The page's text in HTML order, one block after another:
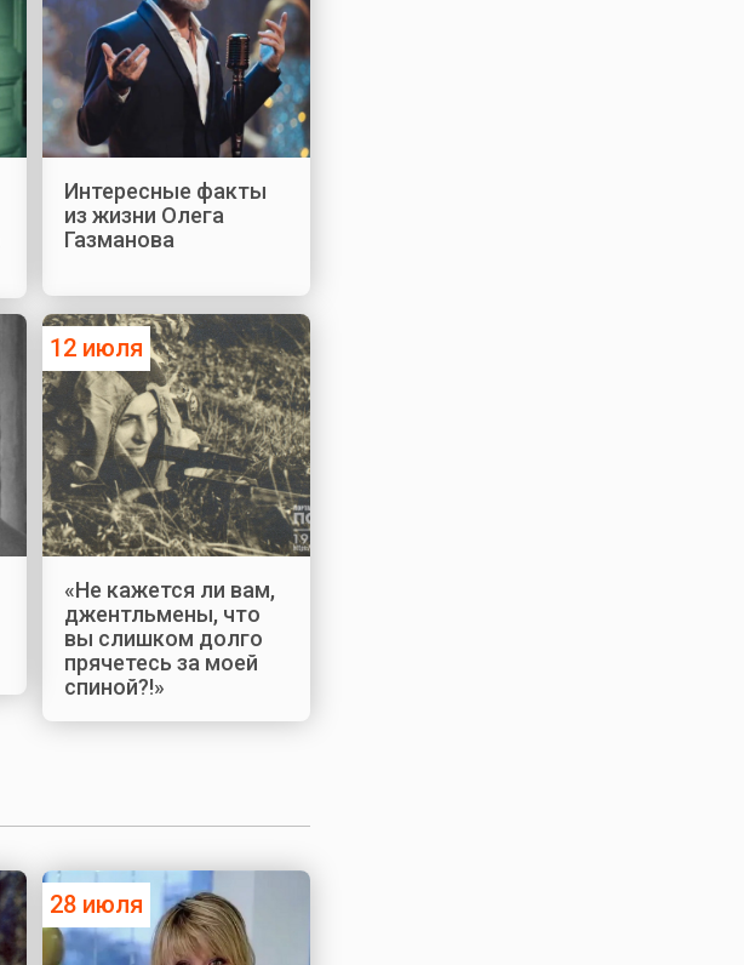
Интересные факты
из жизни Олега
Газманова
12 июля
«Не кажется ли вам,
джентльмены, что
вы слишком долго
прячетесь за моей
спиной?!»
28 июля